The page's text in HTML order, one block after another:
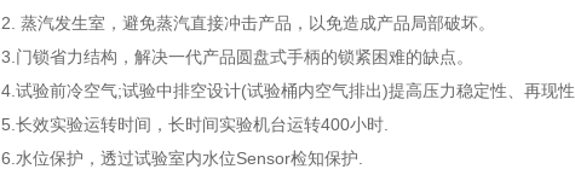
2. 蒸汽发生室，避免蒸汽直接冲击产品，以免造成产品局部破坏。
3. 门锁省力结构，解决一代产品圆盘式手柄的锁紧困难的缺点。
4 试验前冷空气;试验中排空设计(试验桶内空气排出)提高压力稳定性、再现性
5 长效实验运转时间，长时间实验机台运转400小时
6. 水位保护，透过试验室内水位Sensor检知保护